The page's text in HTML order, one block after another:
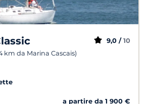
km da Marina Cascais)
9,0 / 10
a partire da 1 900 €